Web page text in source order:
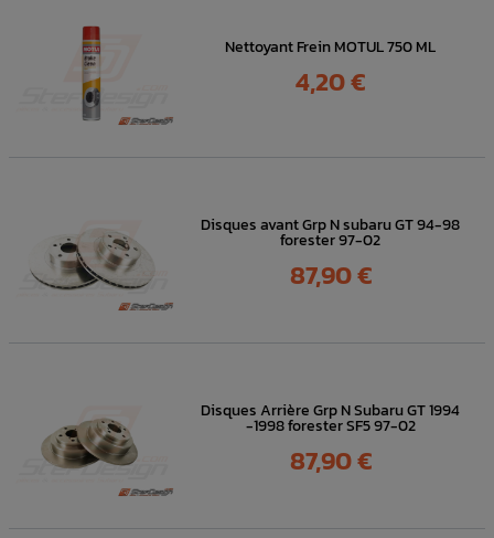
Nettoyant Frein MOTUL 750 ML
Prix
4,20 €
Disques avant Grp N subaru GT 94-98
forester 97-02
Prix
87,90 €
Disques Arrière Grp N Subaru GT 1994
-1998 forester SF5 97-02
Prix
87,90 €